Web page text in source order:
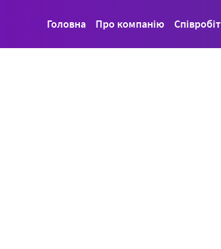
Головна Про компанію